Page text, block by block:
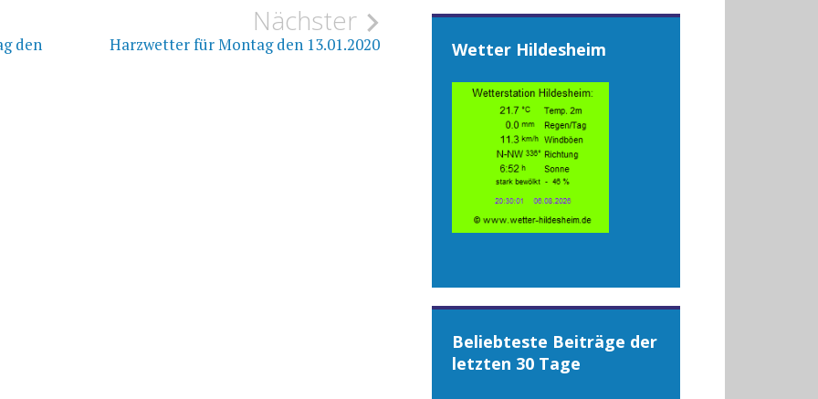
den
Nächster
Harzwetter für Montag den 13.01.2020 Wetter Hildesheim
Beliebteste Beiträge der
letzten 30 Tage